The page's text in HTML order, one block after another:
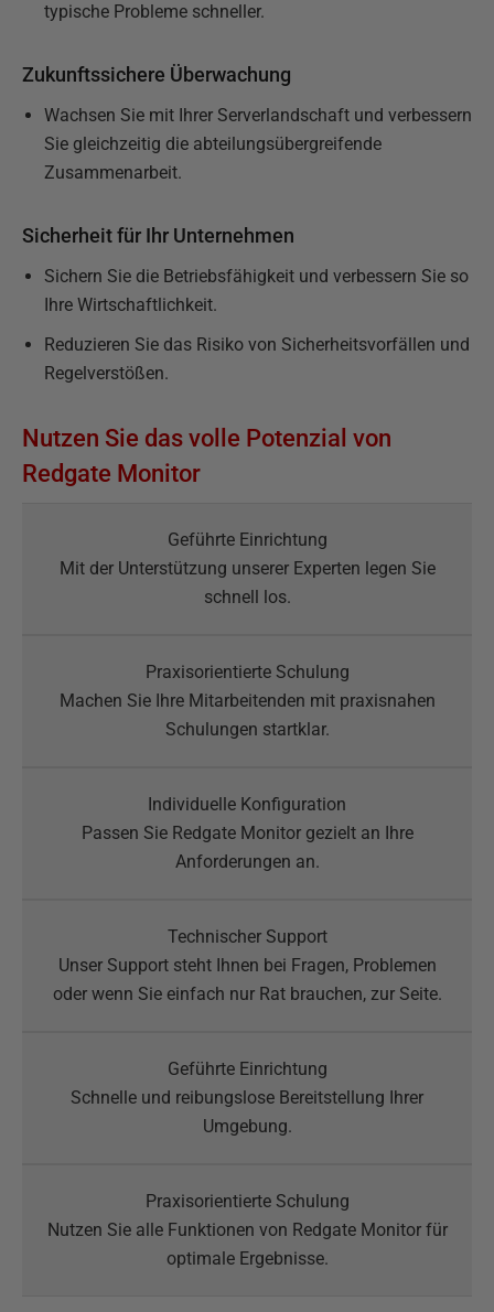
typische Probleme schneller.
Zukunftssichere Überwachung
Wachsen Sie mit Ihrer Serverlandschaft und verbessern
Sie gleichzeitig die abteilungsübergreifende
Zusammenarbeit.
Sicherheit für Ihr Unternehmen
Sichern Sie die Betriebsfähigkeit und verbessern Sie so
Ihre Wirtschaftlichkeit.
Reduzieren Sie das Risiko von Sicherheitsvorfällen und
Regelverstößen.
Nutzen Sie das volle Potenzial von
Redgate Monitor
Mit der Unterstützung unserer Experten legen Sie
schnell los.
Machen Sie Ihre Mitarbeitenden mit praxisnahen
Schulungen startklar.
Passen Sie Redgate Monitor gezielt an Ihre
Anforderungen an.
Unser Support steht Ihnen bei Fragen, Problemen
oder wenn Sie einfach nur Rat brauchen, zur Seite.
Schnelle und reibungslose Bereitstellung Ihrer
Umgebung.
Nutzen Sie alle Funktionen von Redgate Monitor für
optimale Ergebnisse.